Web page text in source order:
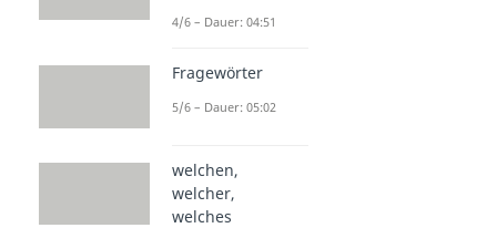
4/6 – Dauer: 04:51
Fragewörter
5/6 – Dauer: 05:02
welchen,
welcher,
welches